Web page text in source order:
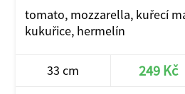
tomato, mozzarella, kuřecí
kukuřice, hermelín
33 cm 249 Kč